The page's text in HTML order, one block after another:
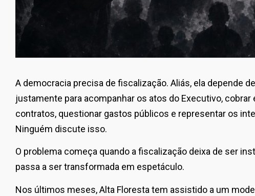
A democracia precisa de fiscalização. Aliás, ela depende
justamente para acompanhar os atos do Executivo, cobrar
contratos, questionar gastos públicos e representar os
Ninguém discute isso.
O problema começa quando a fiscalização deixa de ser
passa a ser transformada em espetáculo.
Nos últimos meses, Alta Floresta tem assistido a um